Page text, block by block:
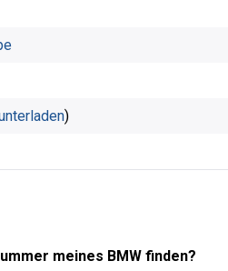
)
meines BMW finden?